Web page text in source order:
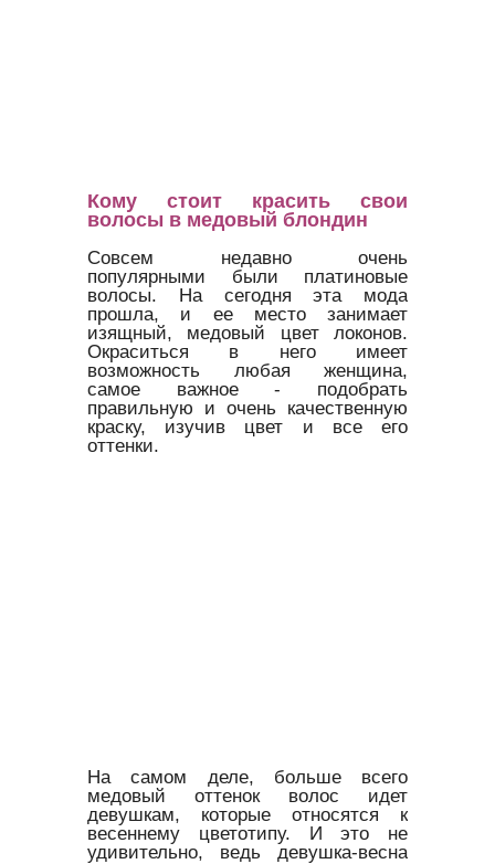
Кому стоит красить свои
волосы в медовый блондин
Совсем недавно очень
популярными были платиновые
волосы. На сегодня эта мода
прошла, и ее место занимает
изящный, медовый цвет локонов.
Окраситься в него имеет
возможность любая женщина,
самое важное - подобрать
правильную и очень качественную
краску, изучив цвет и все его
оттенки.
На самом деле, больше всего
медовый оттенок волос идет
девушкам, которые относятся к
весеннему цветотипу. И это не
удивительно, ведь девушка-весна